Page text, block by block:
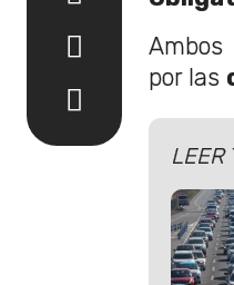
por las
LEER